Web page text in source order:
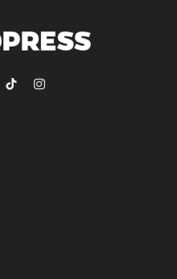
TikTokInstagram